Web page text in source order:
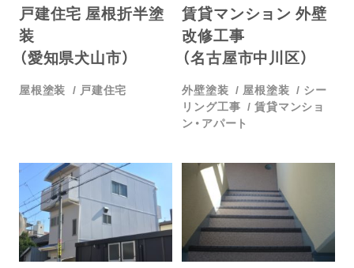
戸建住宅 屋根折半塗
装
（愛知県犬山市）
屋根塗装 戸建住宅
賃貸マンション 外壁
改修工事
（名古屋市中川区）
外壁塗装 屋根塗装
シー
リング工事
賃貸マンショ
ン・アパート